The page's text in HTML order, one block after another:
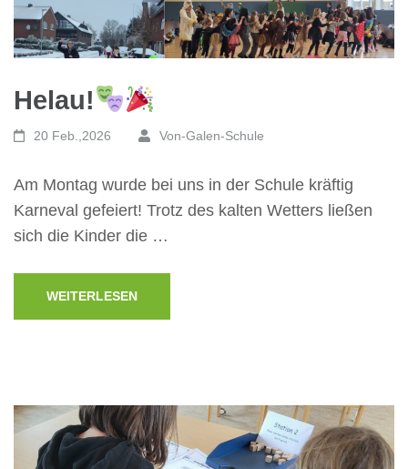
Helau!
20 Feb.,2026 Von-Galen-Schule
Am Montag wurde bei uns in der Schule kräftig
Karneval gefeiert! Trotz des kalten Wetters ließen
sich die Kinder die …
WEITERLESEN